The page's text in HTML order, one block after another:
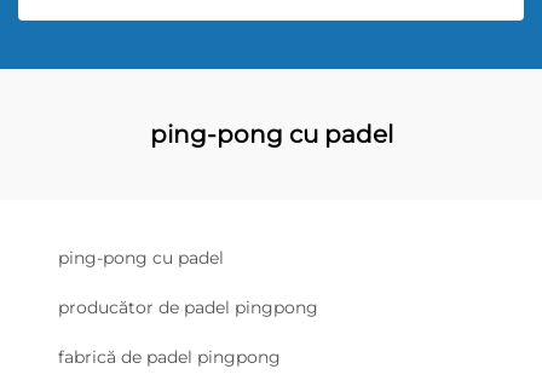
ping-pong cu padel
ping-pong cu padel
producător de padel pingpong
fabrică de padel pingpong